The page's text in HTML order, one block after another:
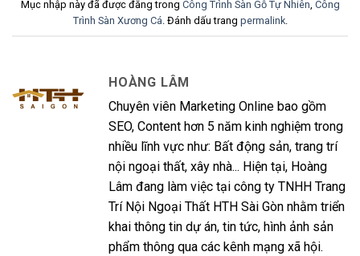
Mục nhập này đã được đăng trong Công Trình Sàn Gỗ Tự Nhiên, Công
Trình Sàn Xương Cá. Đánh dấu trang permalink.
HOÀNG LÂM
Chuyên viên Marketing Online bao gồm
SEO, Content hơn 5 năm kinh nghiệm trong
nhiều lĩnh vực như: Bất động sản, trang trí
nội ngoại thất, xây nhà... Hiện tại, Hoàng
Lâm đang làm việc tại công ty TNHH Trang
Trí Nội Ngoại Thất HTH Sài Gòn nhằm triển
khai thông tin dự án, tin tức, hình ảnh sản
phẩm thông qua các kênh mạng xã hội.